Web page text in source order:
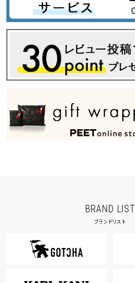
BRAND LIST
ブランドリスト